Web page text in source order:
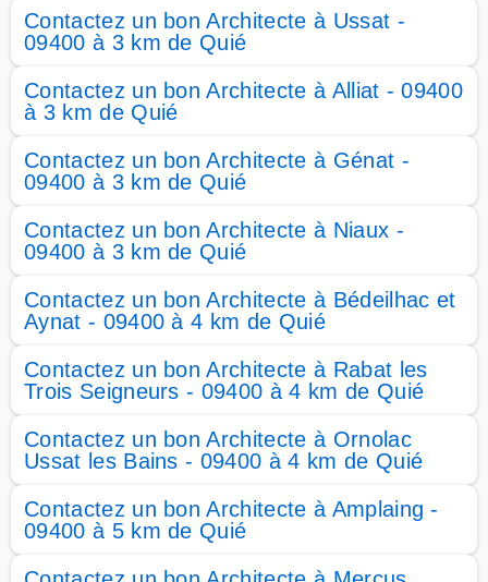
Contactez un bon Architecte à Ussat -
09400 à 3 km de Quié
Contactez un bon Architecte à Alliat - 09400
à 3 km de Quié
Contactez un bon Architecte à Génat -
09400 à 3 km de Quié
Contactez un bon Architecte à Niaux -
09400 à 3 km de Quié
Contactez un bon Architecte à Bédeilhac et
Aynat - 09400 à 4 km de Quié
Contactez un bon Architecte à Rabat les
Trois Seigneurs - 09400 à 4 km de Quié
Contactez un bon Architecte à Ornolac
Ussat les Bains - 09400 à 4 km de Quié
Contactez un bon Architecte à Amplaing -
09400 à 5 km de Quié